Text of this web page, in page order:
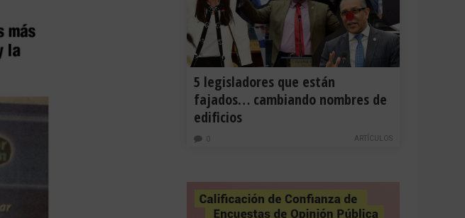
5 legisladores que están
fajados… cambiando nombres de
edificios
ARTÍCULOS
0